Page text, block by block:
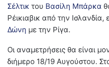
Σέλτικ του Βασίλη Μπάρκα
Ρέικιαβικ από την
Δώνη με την Ρίγα.
Οι αναμετρήσεις θα είναι
διήμερο 18/19 Αυγούστου.